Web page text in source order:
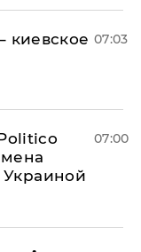
киевское 07:03
07:00